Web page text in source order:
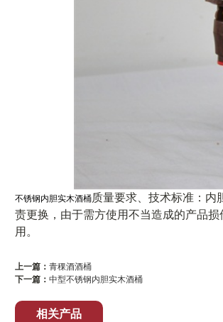
不锈钢内胆实木酒桶质量要求、技术标准：内
责更换，由于需方使用不当造成的产品
用。
上一篇： 青稞酒酒桶
下一篇： 中型不锈钢内胆实木酒桶
相关产品